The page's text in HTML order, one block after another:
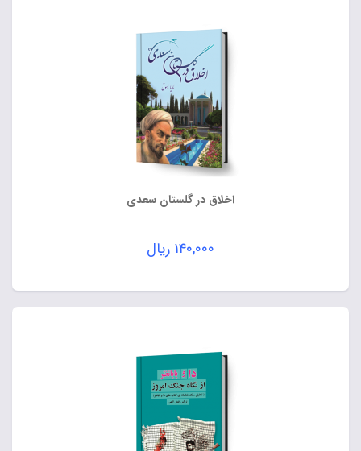
اخلاق در گلستان سعدی
۱۴۰,۰۰۰ ریال